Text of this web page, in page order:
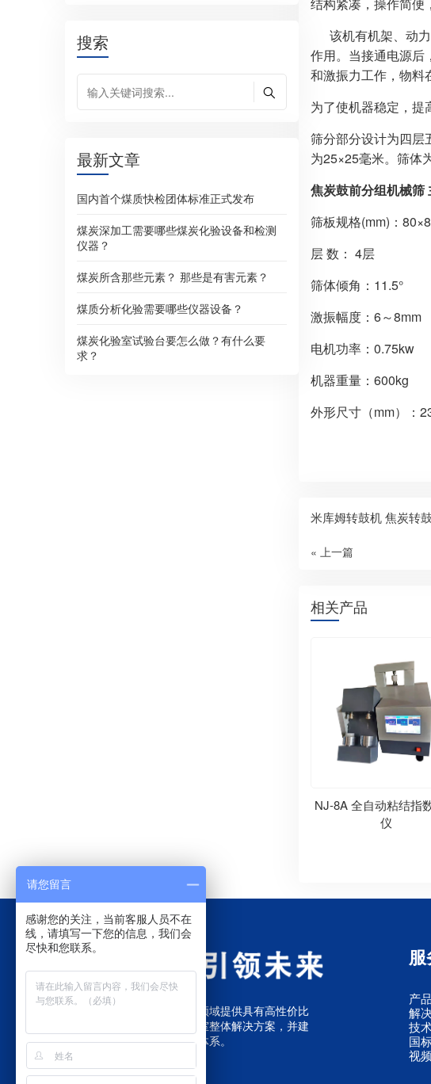
搜索
最新文章
国内首个煤质快检团体标准正式发布
煤炭深加工需要哪些煤炭化验设备和检测
仪器？
煤炭所含那些元素？ 那些是有害元素？
煤质分析化验需要哪些仪器设备？
煤炭化验室试验台要怎么做？有什么要
求？
该机有机架、动力
作用。当接通电源后
和激振力工作，物料
为了使机器稳定，提
筛分部分设计为四层
为25×25毫米。筛体
焦炭鼓前分组机械筛
筛板规格(mm)：
层 数： 4层
筛体倾角：11.5°
激振幅度：6～8mm
电机功率：0.75kw
机器重量：600kg
外形尺寸（mm）：
米库姆转鼓机 焦炭转
« 上一篇
相关产品
NJ-8A 全自动粘结指
仪
我们致力于为煤质分析仪器领域提供具有高性价比
的煤炭检测设备和煤质化验室整体解决方案，并建
立了完善的销售和售后服务体系。
产
解
技
国
视
请您留言
感谢您的关注，当前客服人员不在
线，请填写一下您的信息，我们会
尽快和您联系。